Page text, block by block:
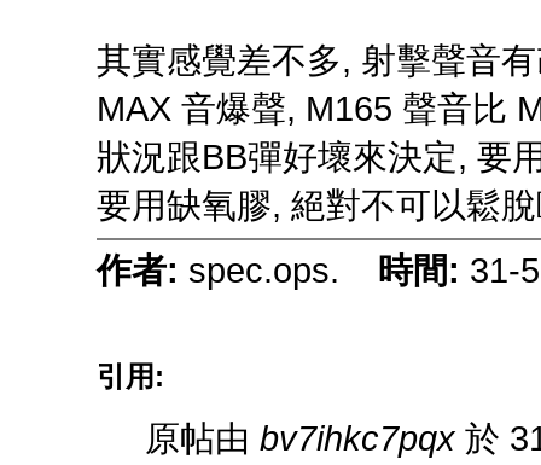
其實感覺差不多, 射擊聲音
MAX 音爆聲, M165 聲音比
狀況跟BB彈好壞來決定, 要
要用缺氧膠, 絕對不可以鬆
作者: spec.ops. 時間: 31-
引用:
原帖由 bv7ihkc7pqx 於